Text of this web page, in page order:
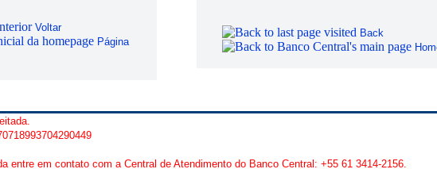
Voltar
Página
Back
entre em contato com a Central de Atendimento do Banco Central: +55 61 3414-2156.